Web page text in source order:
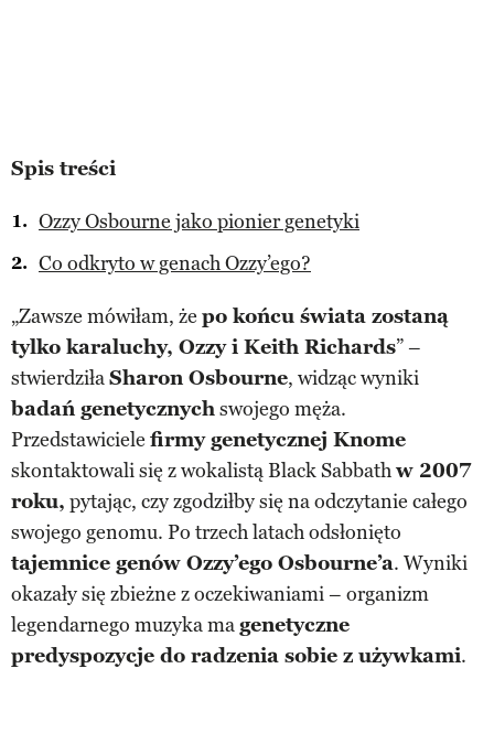
Spis treści
Ozzy Osbourne jako pionier genetyki
Co odkryto w genach Ozzy’ego?
„Zawsze mówiłam, że po końcu świata zostaną
tylko karaluchy, Ozzy i Keith Richards” –
stwierdziłaSharon Osbourne, widząc wyniki
badań genetycznychswojego męża.
Przedstawiciele firmy genetycznej Knome
skontaktowali się z wokalistą Black Sabbathw 2007
roku, pytając, czy zgodziłby się na odczytanie całego
swojego genomu. Po trzech latach odsłonięto
tajemnice genów Ozzy’ego Osbourne’a. Wyniki
okazały się zbieżne z oczekiwaniami – organizm
legendarnego muzyka magenetyczne
predyspozycje do radzenia sobie z używkami.